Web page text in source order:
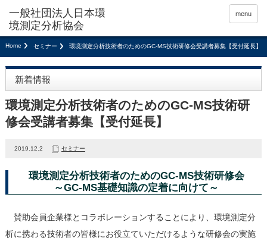
menu
Home セミナー 環境測定分析技術者のためのGC-MS技術研修会受講者募集【受付延長】
新着情報
環境測定分析技術者のためのGC-MS技術研
修会受講者募集【受付延長】
2019.12.2 セミナー
環境測定分析技術者のためのGC-MS技術研修会
～GC-MS基礎知識の定着に向けて～
賛助会員企業様とコラボレーションすることにより、環境測定分
析に携わる技術者の皆様にお役立ていただけるような研修会の実施